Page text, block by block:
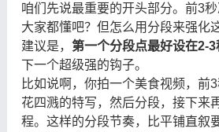
咱们先说最重要的开头部分。前3
大家都懂吧？但怎么用分段来强化
建议是， 第一个分段点最好设在2-3
下一个超级强的钩子。
比如说啊，你拍一个美食视频，前
花四溅的特写，然后分段，接下来
程。这样的分段节奏，比平铺直叙